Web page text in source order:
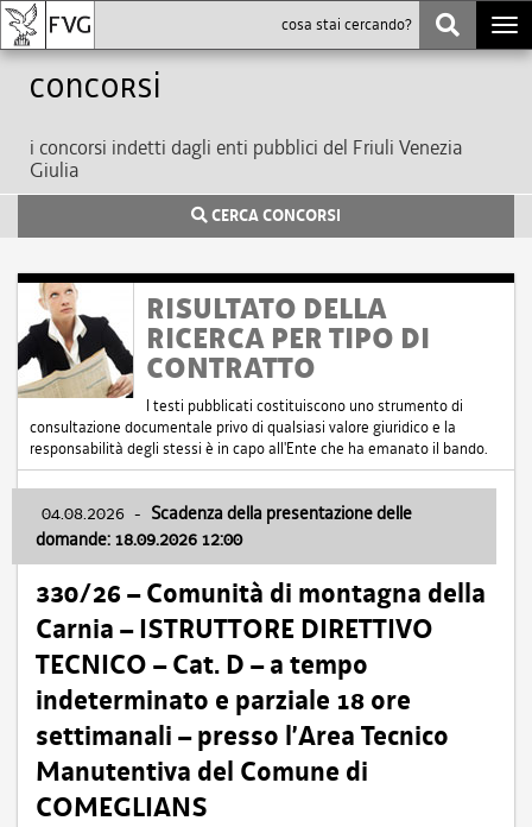
Concorsi
i concorsi indetti dagli enti pubblici del Friuli Venezia
Giulia
CERCA CONCORSI
RISULTATO DELLA
RICERCA PER TIPO DI
CONTRATTO
I testi pubblicati costituiscono uno strumento di
consultazione documentale privo di qualsiasi valore giuridico e la
responsabilità degli stessi è in capo all'Ente che ha emanato il bando.
04.08.2026 - Scadenza della presentazione delle
domande: 18.09.2026 12:00
330/26 – Comunità di montagna della
Carnia – ISTRUTTORE DIRETTIVO
TECNICO – Cat. D – a tempo
indeterminato e parziale 18 ore
settimanali – presso l’Area Tecnico
Manutentiva del Comune di
COMEGLIANS